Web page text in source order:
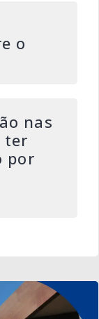
o
nas
ter
por